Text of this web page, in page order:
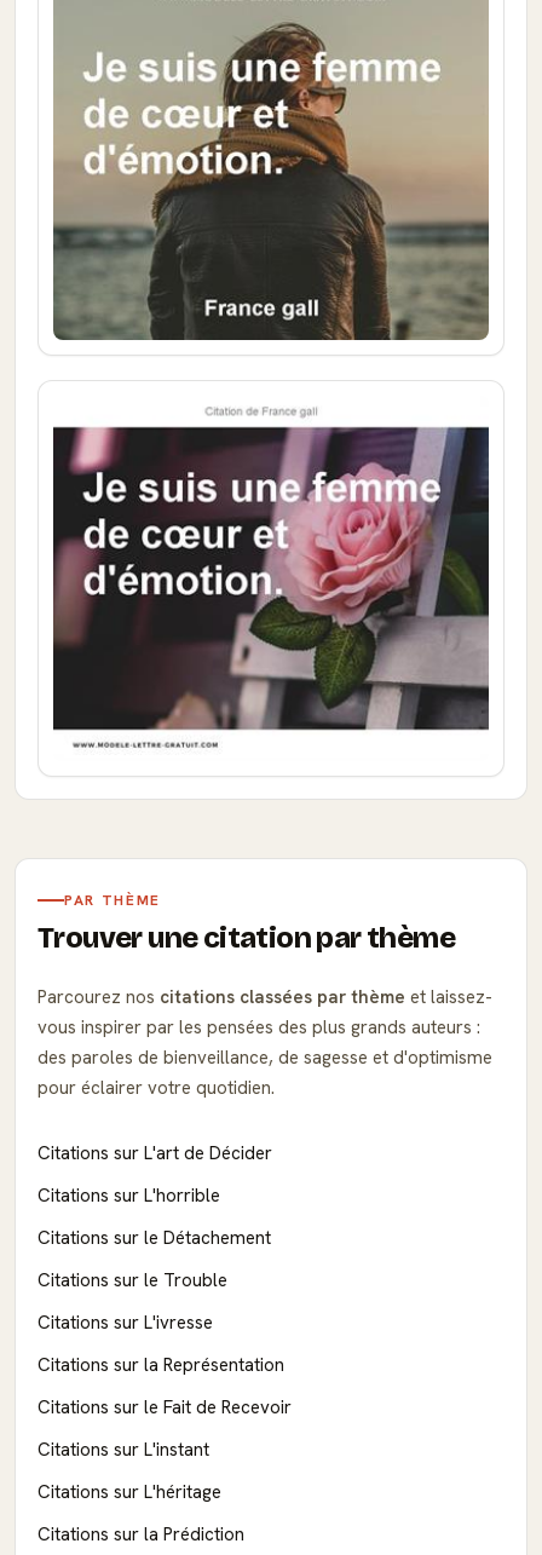
PAR THÈME
Trouver une citation par thème
Parcourez nos citations classées par thème et laissez-
vous inspirer par les pensées des plus grands auteurs :
des paroles de bienveillance, de sagesse et d'optimisme
pour éclairer votre quotidien.
Citations sur L'art de Décider
Citations sur L'horrible
Citations sur le Détachement
Citations sur le Trouble
Citations sur L'ivresse
Citations sur la Représentation
Citations sur le Fait de Recevoir
Citations sur L'instant
Citations sur L'héritage
Citations sur la Prédiction